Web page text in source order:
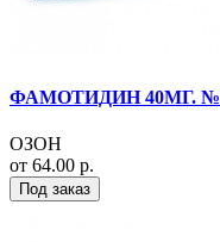
ФАМОТИДИН 40МГ.
ОЗОН
от 64.00 р.
Под заказ